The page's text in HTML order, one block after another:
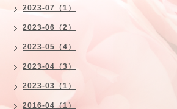
2023-07（1）
2023-06（2）
2023-05（4）
2023-04（3）
2023-03（1）
2016-04（1）